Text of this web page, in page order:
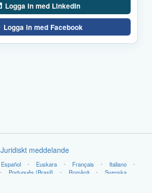
Logga in med LinkedIn
Logga in med Facebook
Juridiskt meddelande
Español ⋅ Euskara ⋅ Français ⋅ Italiano
⋅
⋅ Português (Brasil) ⋅ Română ⋅ Svenska